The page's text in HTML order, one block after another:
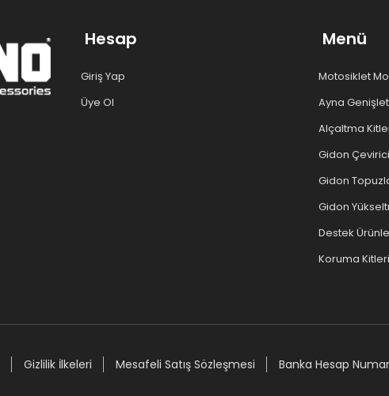
Hesap
Giriş Yap
Üye Ol
Menü
Motosiklet
Ayna
Alçaltma
Gidon
Gidon
Gidon
Destek
Koruma Kitleri
Gizlilik İlkeleri Mesafeli Satış Sözleşmesi Banka Hesap